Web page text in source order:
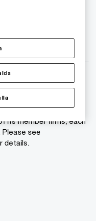
PwC refers to the
its member firms, each
see
details.